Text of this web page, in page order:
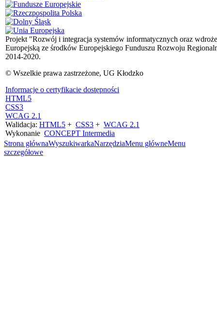
Projekt "Rozwój i integracja systemów informatycznych oraz
Europejską ze środków Europejskiego Funduszu Rozwoju
2014-2020.
© Wszelkie prawa zastrzeżone, UG Kłodzko
Informacje o certyfikacie dostępności
HTML5
CSS3
WCAG 2.1
Walidacja: HTML5 + CSS3 + WCAG 2.1
Wykonanie CONCEPT Intermedia
Strona głównaWyszukiwarkaNarzędziaMenu główneMenu
szczegółowe